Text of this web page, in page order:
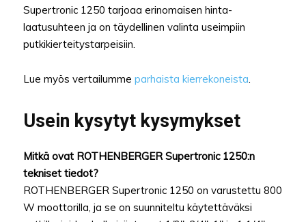
Supertronic 1250 tarjoaa erinomaisen hinta-
laatusuhteen ja on täydellinen valinta useimpiin
putkikierteitystarpeisiin.
Lue myös vertailumme parhaista kierrekoneista
Usein kysytyt kysymykset
Mitkä ovat ROTHENBERGER Supertronic 1250:n
tekniset tiedot?
ROTHENBERGER Supertronic 1250 on varustettu 800
W moottorilla, ja se on suunniteltu käytettäväksi